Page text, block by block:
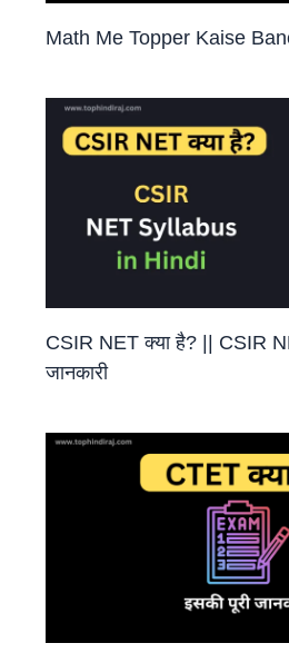
Math Me Topper Kaise
CSIR NET क्या है? || CSIR
जानकारी